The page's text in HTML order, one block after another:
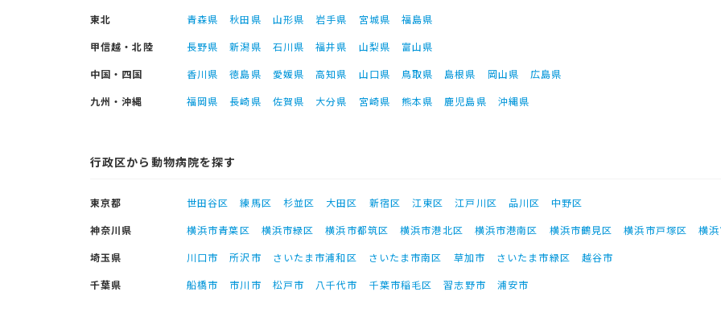
東北
青森県 秋田県 山形県 岩手県 宮城県
福島県
甲信越・北陸
長野県 新潟県 石川県 福井県 山梨県
富山県
中国・四国
香川県 徳島県 愛媛県 高知県 山口県 鳥取県 島根県 岡山県
広島県
九州・沖縄
福岡県 長崎県 佐賀県 大分県 宮崎県 熊本県 鹿児島県 沖縄県
行政区から動物病院を探す
東京都 世田谷区 練馬区 杉並区 大田区 新宿区 江東区 江戸川区 品川区
中野区
神奈川県
横浜市青葉区 横浜市緑区 横浜市都筑区 横浜市港北区 横浜市港南区 横浜市鶴見区 横浜市戸塚区
横
埼玉県
川口市 所沢市 さいたま市浦和区 さいたま市南区 草加市 さいたま市緑区
越谷市
千葉県
船橋市 市川市 松戸市 八千代市 千葉市稲毛区 習志野市 浦安市